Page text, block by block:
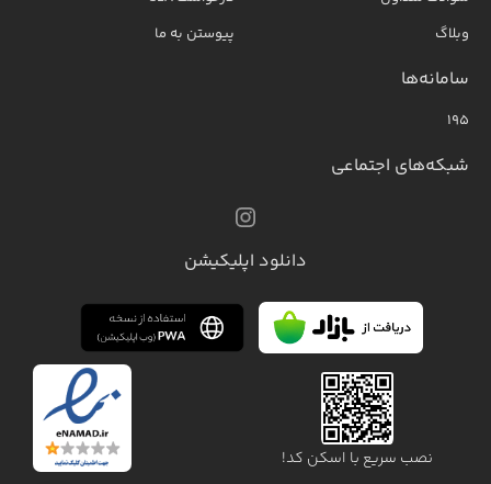
وبلاگ
پیوستن به ما
سامانه‌ها
۱۹۵
شبکه‌های اجتماعی
دانلود اپلیکیشن
نصب سریع با اسکن کد!